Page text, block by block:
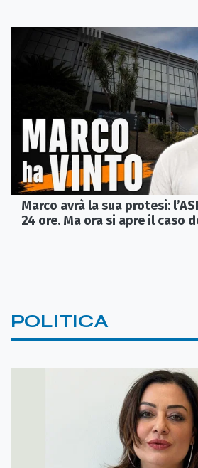
Marco avrà la sua protesi:
24 ore. Ma ora si apre il caso
POLITICA